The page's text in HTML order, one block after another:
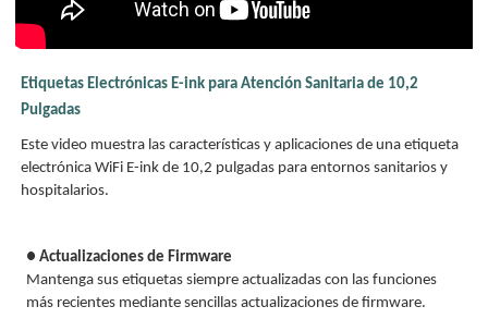
Etiquetas Electrónicas E-ink para Atención Sanitaria de 10,2
Pulgadas
Este video muestra las características y aplicaciones de una etiqueta
electrónica WiFi E-ink de 10,2 pulgadas para entornos sanitarios y
hospitalarios.
● Actualizaciones de Firmware
Mantenga sus etiquetas siempre actualizadas con las funciones
más recientes mediante sencillas actualizaciones de firmware.